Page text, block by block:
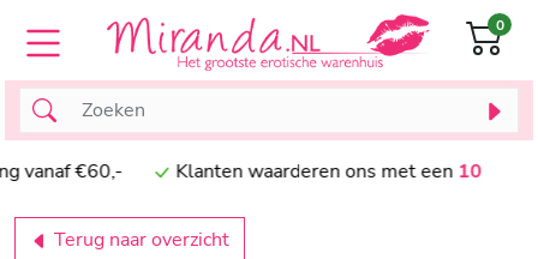
€60,- Klanten waarderen ons met een10
0
Terug naar overzicht